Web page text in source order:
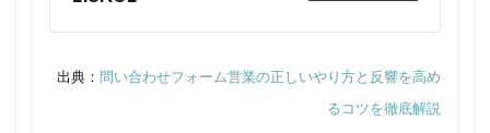
にあ
出典： 問い合わせフォーム営業の正しいやり方と反響を高め
るコツを徹底解説